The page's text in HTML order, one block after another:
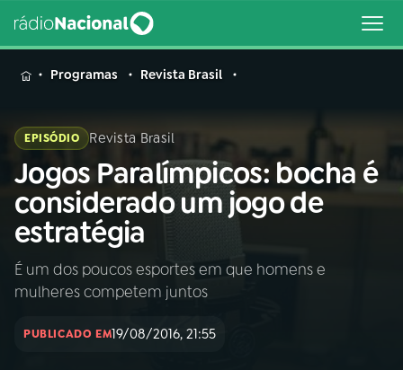
MENU
Buscar
na
Rádio
Nacional
Buscar
AO VIVO
INÍCIO
Programas Revista Brasil
EPISÓDIO Revista Brasil
Jogos Paralímpicos: bocha é
considerado um jogo de
estratégia
É um dos poucos esportes em que homens e
mulheres competem juntos
PUBLICADO EM19/08/2016, 21:55